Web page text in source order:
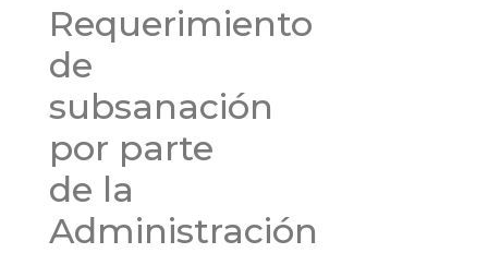
Requerimiento
de
subsanación
por parte
de la
Administración